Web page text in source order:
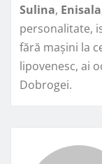
Sulina, Enisala
personalitate,
fără mașini la
lipovenesc, ai
Dobrogei.